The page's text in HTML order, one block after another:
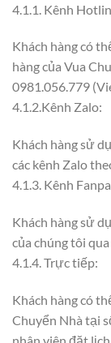
4.1.1. Kênh
Khách hàng có
hàng của Vua
0981.056.779
4.1.2.Kênh Zalo:
Khách hàng sử
các kênh Zalo
4.1.3. Kênh
Khách hàng sử
của chúng tôi
4.1.4. Trực tiếp:
Khách hàng có
Chuyển Nhà tại